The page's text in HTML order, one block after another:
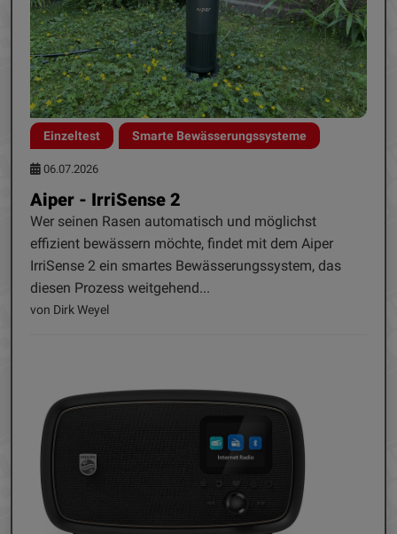
Einzeltest Smarte Bewässerungssysteme
06.07.2026
Aiper - IrriSense 2
Wer seinen Rasen automatisch und möglichst
effizient bewässern möchte, findet mit dem Aiper
IrriSense 2 ein smartes Bewässerungssystem, das
diesen Prozess weitgehend...
von Dirk Weyel